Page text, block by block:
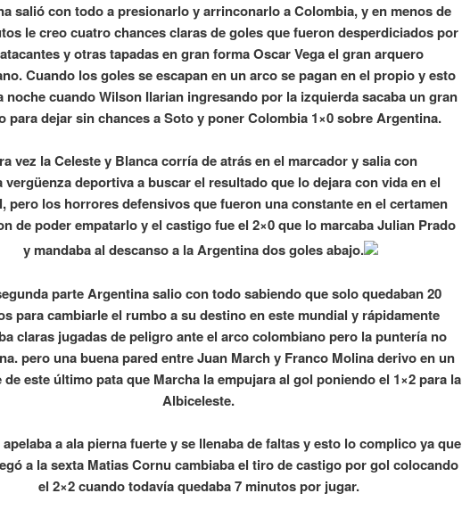
salió con todo a presionarlo y arrinconarlo a Colombia, y en menos de
le creo cuatro chances claras de goles que fueron desperdiciados por
y otras tapadas en gran forma Oscar Vega el gran arquero
Cuando los goles se escapan en un arco se pagan en el propio y esto
noche cuando Wilson Ilarian ingresando por la izquierda sacaba un gran
para dejar sin chances a Soto y poner Colombia 1×0 sobre Argentina.
vez la Celeste y Blanca corría de atrás en el marcador y salia con
vergüenza deportiva a buscar el resultado que lo dejara con vida en el
pero los horrores defensivos que fueron una constante en el certamen
de poder empatarlo y el castigo fue el 2×0 que lo marcaba Julian Prado
y mandaba al descanso a la Argentina dos goles abajo.
parte Argentina salio con todo sabiendo que solo quedaban 20
para cambiarle el rumbo a su destino en este mundial y rápidamente
claras jugadas de peligro ante el arco colombiano pero la puntería no
pero una buena pared entre Juan March y Franco Molina derivo en un
de este último pata que Marcha la empujara al gol poniendo el 1×2 para la
Albiceleste.
a ala pierna fuerte y se llenaba de faltas y esto lo complico ya que
a la sexta Matias Cornu cambiaba el tiro de castigo por gol colocando
el 2×2 cuando todavía quedaba 7 minutos por jugar.